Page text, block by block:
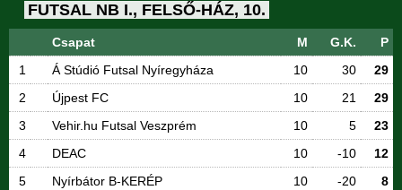
FUTSAL NB I., FELSŐ-HÁZ, 10.
Csapat M G.K.
P
1
Á Stúdió Futsal Nyíregyháza 10 30
29
2
Újpest FC 10 21
29
3
Vehir.hu Futsal Veszprém 10 5
23
4
DEAC 10 -10
12
5
Nyírbátor B-KERÉP 10 -20
8